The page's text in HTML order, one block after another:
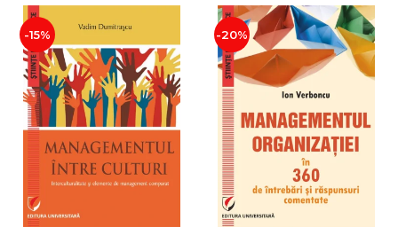
-15% -20%